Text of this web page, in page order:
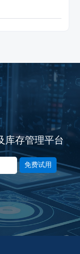
库存管理平台
免费试用